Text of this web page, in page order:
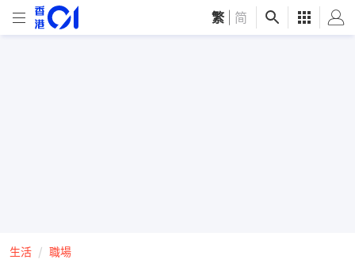
繁 简
生活 職場